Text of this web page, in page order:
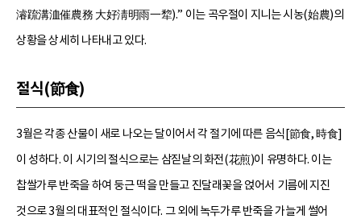
濬䟽溝洫催農務 大好淸明雨一犂).” 이는 곡우절이 지니는 시농(始農)의
상황을 상세히 나타내고 있다.
절식(節食)
3월은 각종 산물이 새로 나오는 달이어서 각 절기에 따른 음식[節食, 時食]
이 성하다. 이 시기의 절식으로는 삼짇날의 화전(花煎)이 유명하다. 이는
찹쌀가루 반죽을 하여 둥근 떡을 만들고 진달래꽃을 얹어서 기름에 지진
것으로 3월의 대표적인 절식이다. 그 외에 녹두가루 반죽을 가늘게 썰어